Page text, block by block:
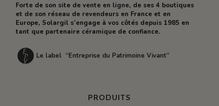
Forte de son site de vente en ligne, de ses 4 boutiques
et de son réseau de revendeurs en France et en
Europe, Solargil s’engage à vos côtés depuis 1985 en
tant que partenaire céramique de confiance.
Le label “Entreprise du Patrimoine Vivant”
PRODUITS